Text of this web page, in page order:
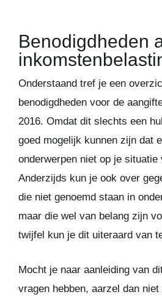
Benodigdheden
Onderstaand tref je een
benodigdheden voor de
2016. Omdat dit slechts een
goed mogelijk kunnen zijn dat
onderwerpen niet op je
Anderzijds kun je ook over
die niet genoemd staan in
maar die wel van belang zijn
twijfel kun je dit uiteraard van
Mocht je naar aanleiding van
vragen hebben, aarzel dan